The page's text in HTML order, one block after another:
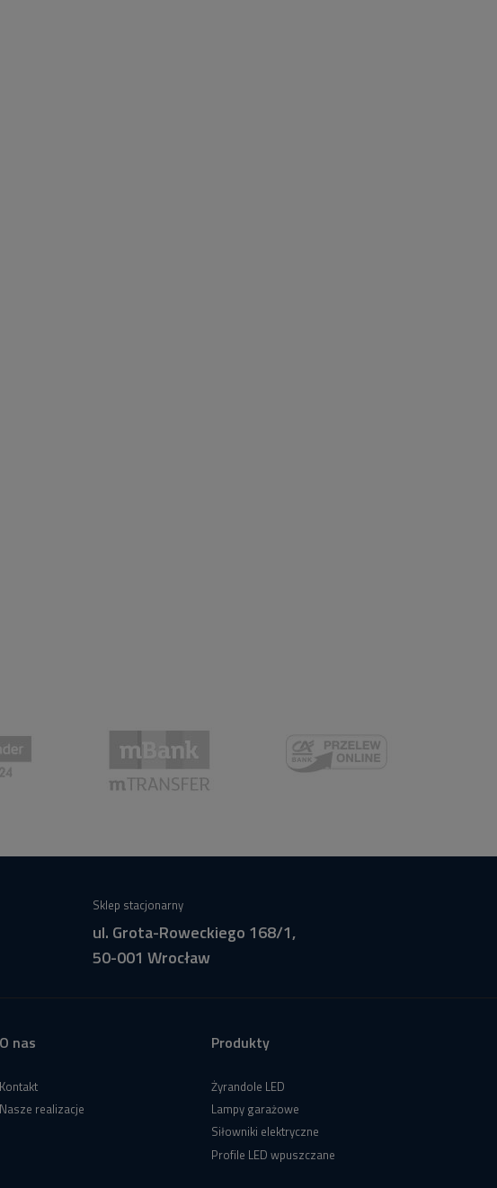
Sklep stacjonarny
ul. Grota-Roweckiego 168/1,
50-001 Wrocław
O nas
Kontakt
Nasze realizacje
Produkty
Żyrandole LED
Lampy garażowe
Siłowniki elektryczne
Profile LED wpuszczane